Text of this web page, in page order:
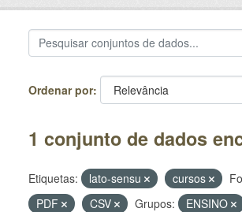
Ordenar por
1 conjunto de dados
Etiquetas: lato-sensu cursos
PDF
CSV Grupos: ENSINO